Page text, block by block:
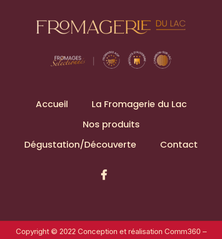
Accueil
La Fromagerie du Lac
Nos produits
Dégustation/Découverte
Contact
Copyright © 2022 Conception et réalisation Comm360 –